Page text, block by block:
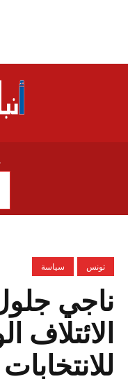
تونس سياسة
ناجي
الائتلاف